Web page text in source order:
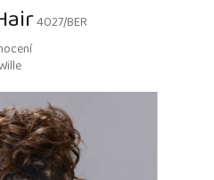
4027/BER